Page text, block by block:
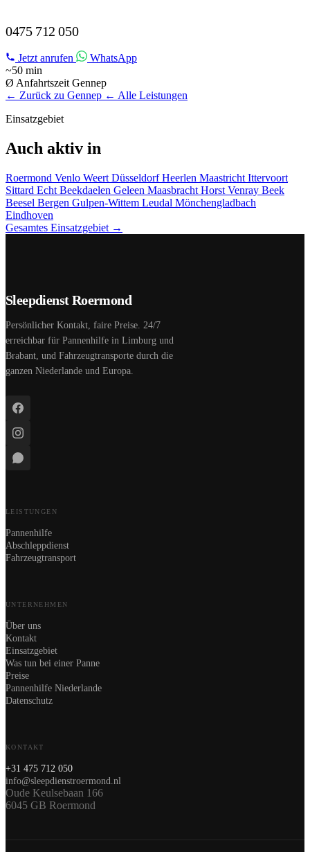
0475 712 050
Jetzt anrufen
WhatsApp
~50 min
Ø Anfahrtszeit Gennep
← Zurück zu Gennep ← Alle Leistungen
Einsatzgebiet
Auch aktiv in
Roermond Venlo Weert DüsseldorfHeerlen Maastricht Ittervoort
Sittard Echt Beekdaelen Geleen Maasbracht Horst Venray Beek
Beesel Bergen Gulpen-Wittem Leudal Mönchengladbach
Eindhoven
Gesamtes Einsatzgebiet →
Sleepdienst Roermond
Persönlicher Kontakt, faire Preise. 24/7
erreichbar für Pannenhilfe in Limburg und
Brabant, und Fahrzeugtransporte durch die
ganzen Niederlande und Europa.
LEISTUNGEN
Pannenhilfe
Abschleppdienst
Fahrzeugtransport
UNTERNEHMEN
Über uns
Kontakt
Einsatzgebiet
Was tun bei einer Panne
Preise
Pannenhilfe Niederlande
Datenschutz
KONTAKT
+31 475 712 050
info@sleepdienstroermond.nl
Oude Keulsebaan 166
6045 GB Roermond